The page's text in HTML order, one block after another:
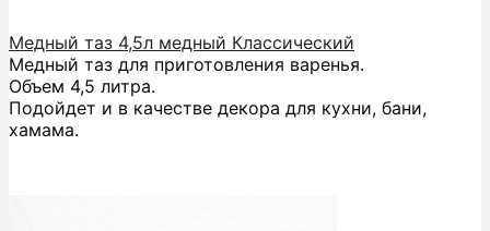
Медный таз 4,5л медный Классический
Медный таз для приготовления варенья.
Объем 4,5 литра.
Подойдет и в качестве декора для кухни, бани,
хамама.